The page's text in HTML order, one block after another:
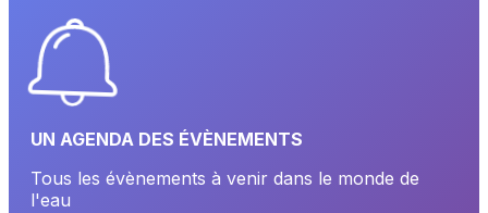
UN AGENDA DES ÉVÈNEMENTS
Tous les évènements à venir dans le monde de
l'eau